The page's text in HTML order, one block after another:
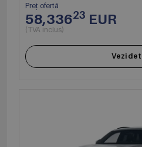
Preț ofertă
58,33623 EUR
(TVA inclus)
Vezi